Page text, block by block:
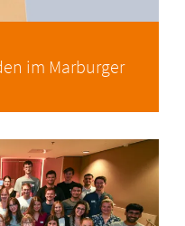
im Marburger